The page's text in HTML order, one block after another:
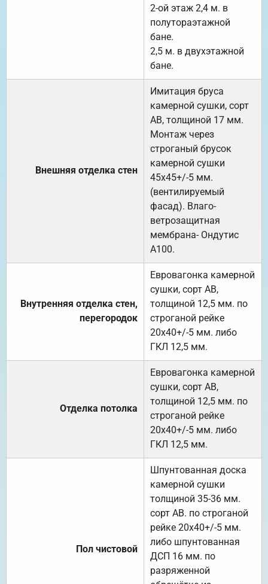
2-ой этаж 2,4 м. в
полутораэтажной
бане.
2,5 м. в двухэтажной
бане.
Внешняя отделка стен
Имитация бруса
камерной сушки, сорт
АВ, толщиной 17 мм.
Монтаж через
строганый брусок
камерной сушки
45х45+/-5 мм.
(вентилируемый
фасад). Влаго-
ветрозащитная
мембрана- Ондутис
А100.
Внутренняя отделка стен,
перегородок
Евровагонка камерной
сушки, сорт АВ,
толщиной 12,5 мм. по
строганой рейке
20х40+/-5 мм. либо
ГКЛ 12,5 мм.
Отделка потолка
Евровагонка камерной
сушки, сорт АВ,
толщиной 12,5 мм. по
строганой рейке
20х40+/-5 мм. либо
ГКЛ 12,5 мм.
Пол чистовой
Шпунтованная доска
камерной сушки
толщиной 35-36 мм.
сорт АВ. по строганой
рейке 20х40+/-5 мм.
либо шпунтованная
ДСП 16 мм. по
разряженной